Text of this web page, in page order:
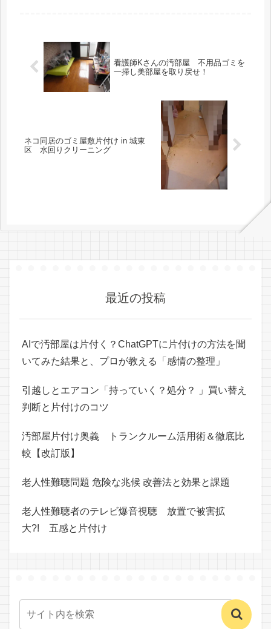
看護師Kさんの汚部屋 不用品ゴミを
一掃し美部屋を取り戻せ！
ネコ同居のゴミ屋敷片付け in 城東
区 水回りクリーニング
最近の投稿
AIで汚部屋は片付く？ChatGPTに片付けの方法を聞
いてみた結果と、プロが教える「感情の整理」
引越しとエアコン「持っていく？処分？ 」買い替え
判断と片付けのコツ
汚部屋片付け奥義 トランクルーム活用術＆徹底比
較【改訂版】
老人性難聴問題 危険な兆候 改善法と効果と課題
老人性難聴者のテレビ爆音視聴 放置で被害拡
大?! 五感と片付け